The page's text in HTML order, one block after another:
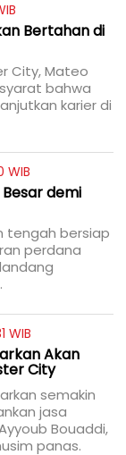
Bertahan di
City, Mateo
bahwa
karier di
WIB
demi
tengah bersiap
perdana
WIB
Akan
City
semakin
jasa
Bouaddi,
panas.